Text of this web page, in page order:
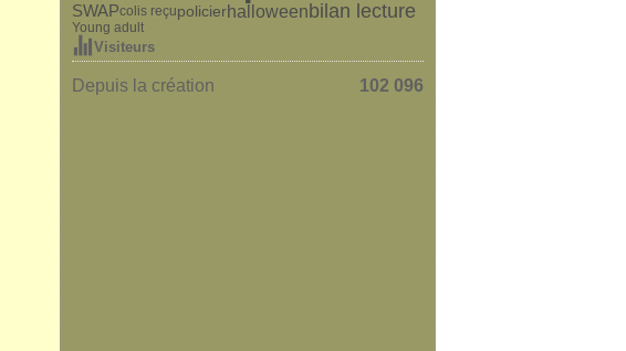
SWAPcolis reçupolicierhalloweenbilan lecture
Young adult
Visiteurs
Depuis la création 102 096